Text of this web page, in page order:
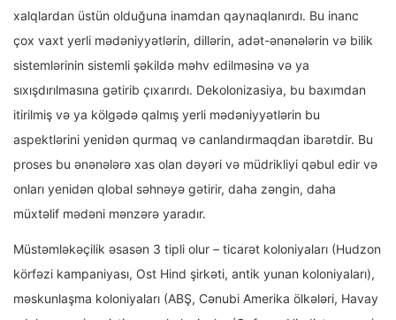
xalqlardan üstün olduğuna inamdan qaynaqlanırdı. Bu inanc
çox vaxt yerli mədəniyyətlərin, dillərin, adət-ənənələrin və bilik
sistemlərinin sistemli şəkildə məhv edilməsinə və ya
sıxışdırılmasına gətirib çıxarırdı. Dekolonizasiya, bu baxımdan
itirilmiş və ya kölgədə qalmış yerli mədəniyyətlərin bu
aspektlərini yenidən qurmaq və canlandırmaqdan ibarətdir. Bu
proses bu ənənələrə xas olan dəyəri və müdrikliyi qəbul edir və
onları yenidən qlobal səhnəyə gətirir, daha zəngin, daha
müxtəlif mədəni mənzərə yaradır.
Müstəmləkəçilik əsasən 3 tipli olur – ticarət koloniyaları (Hudzon
körfəzi kampaniyası, Ost Hind şirkəti, antik yunan koloniyaları),
məskunlaşma koloniyaları (ABŞ, Cənubi Amerika ölkələri, Havay